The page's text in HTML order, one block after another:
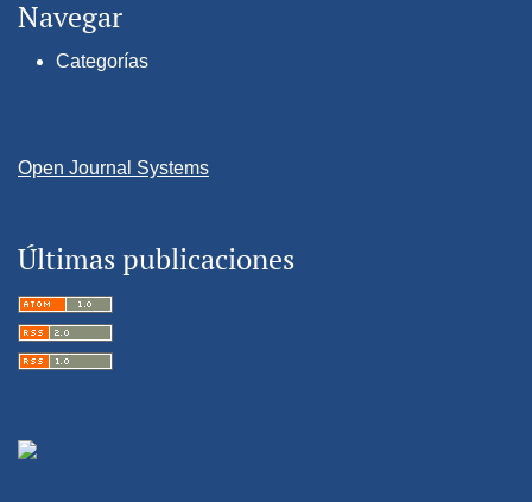
Navegar
Categorías
Open Journal Systems
Últimas publicaciones